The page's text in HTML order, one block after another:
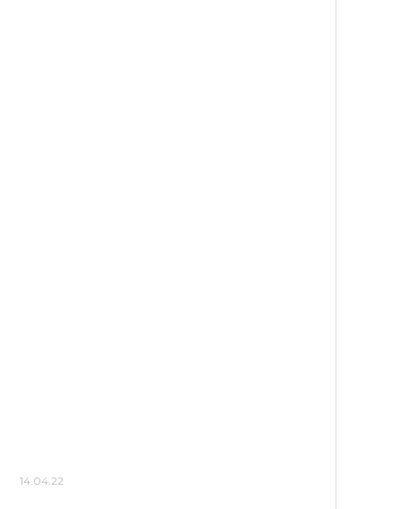
14.04.22